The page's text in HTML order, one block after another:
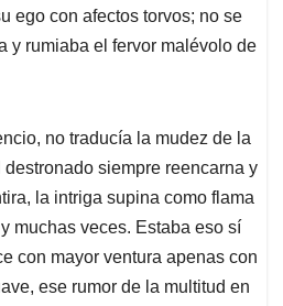
ego con afectos torvos; no se
y rumiaba el fervor malévolo de
no traducía la mudez de la
siempre reencarna y
la intriga supina como flama
muchas veces. Estaba eso sí
con mayor ventura apenas con
ese rumor de la multitud en